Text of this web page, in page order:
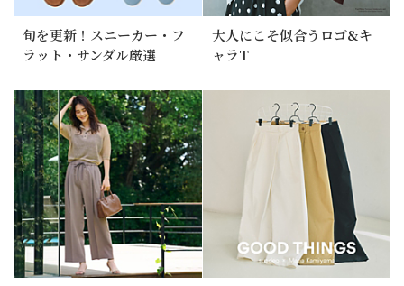
旬を更新！スニーカー・フ
ラット・サンダル厳選
大人にこそ似合うロゴ&キ
ャラT